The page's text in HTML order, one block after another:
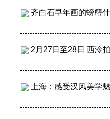
齐白石早年画的螃蟹
2月27日至28日 西泠
上海：感受汉风美学